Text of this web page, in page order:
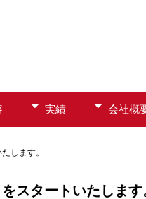
実績 会社概
します。
スタートいたします